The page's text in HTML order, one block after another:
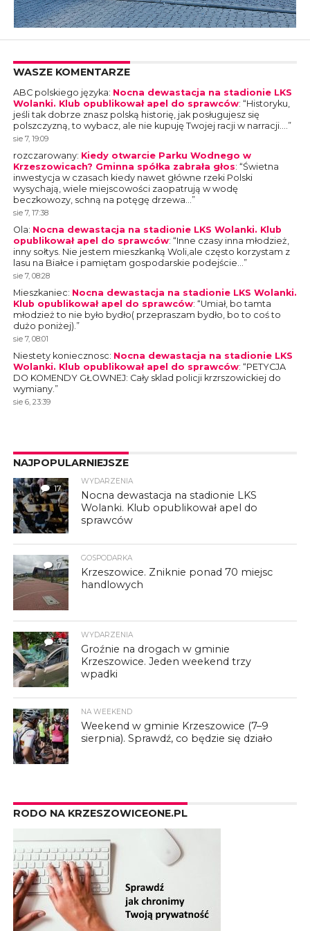
WASZE KOMENTARZE
ABC polskiego języka: Nocna dewastacja na stadionie LKS
Wolanki. Klub opublikował apel do sprawców: “Historyku,
jeśli tak dobrze znasz polską historię, jak posługujesz się
polszczyzną, to wybacz, ale nie kupuję Twojej racji w narracji.…”
sie 7, 19:09
rozczarowany: Kiedy otwarcie Parku Wodnego w
Krzeszowicach? Gminna spółka zabrała głos: “Świetna
inwestycja w czasach kiedy nawet główne rzeki Polski
wysychają, wiele miejscowości zaopatrują w wodę
beczkowozy, schną na potęgę drzewa…”
sie 7, 17:38
Ola: Nocna dewastacja na stadionie LKS Wolanki. Klub
opublikował apel do sprawców: “Inne czasy inna młodzież,
inny sołtys. Nie jestem mieszkanką Woli,ale często korzystam z
lasu na Białce i pamiętam gospodarskie podejście…”
sie 7, 08:28
Mieszkaniec: Nocna dewastacja na stadionie LKS Wolanki.
Klub opublikował apel do sprawców: “Umiał, bo tamta
młodzież to nie było bydło( przepraszam bydło, bo to coś to
dużo poniżej).”
sie 7, 08:01
Niestety koniecznosc: Nocna dewastacja na stadionie LKS
Wolanki. Klub opublikował apel do sprawców: “PETYCJA
DO KOMENDY GŁOWNEJ: Cały sklad policji krzrszowickiej do
wymiany.”
sie 6, 23:39
NAJPOPULARNIEJSZE
17
WYDARZENIA
Nocna dewastacja na stadionie LKS
Wolanki. Klub opublikował apel do
sprawców
7
GOSPODARKA
Krzeszowice. Zniknie ponad 70 miejsc
handlowych
3
WYDARZENIA
Groźnie na drogach w gminie
Krzeszowice. Jeden weekend trzy
wpadki
NA WEEKEND
Weekend w gminie Krzeszowice (7–9
sierpnia). Sprawdź, co będzie się działo
RODO NA KRZESZOWICEONE.PL